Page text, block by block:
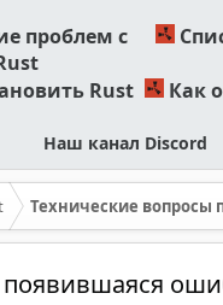
проблем с
Rust
Как
Наш канал Discord
Технические вопросы
появившаяся